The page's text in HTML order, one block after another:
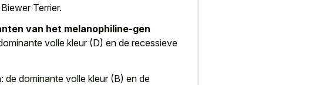
Terrier.
van het melanophiline-gen
volle kleur (D) en de recessieve
de dominante volle kleur (B) en de